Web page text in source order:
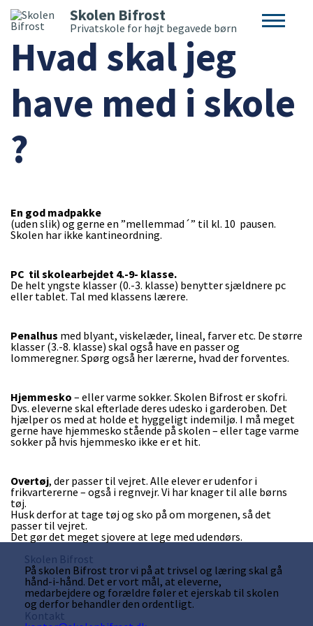
Skolen Bifrost
Privatskole for højt begavede børn
Home/Undervisning og fritid/Hvad skal jeg have med i
skole ?
Hvad skal jeg
have med i skole
?
En god madpakke
(uden slik) og gerne en ”mellemmad´” til kl. 10 pausen.
Skolen har ikke kantineordning.
PC til skolearbejdet 4.-9- klasse.
De helt yngste klasser (0.-3. klasse) benytter sjældnere pc
eller tablet. Tal med klassens lærere.
Penalhus med blyant, viskelæder, lineal, farver etc. De større
klasser (3.-8. klasse) skal også have en passer og
lommeregner. Spørg også her lærerne, hvad der forventes.
Hjemmesko – eller varme sokker. Skolen Bifrost er skofri.
Dvs. eleverne skal efterlade deres udesko i garderoben. Det
hjælper os med at holde et hyggeligt indemiljø. I må meget
gerne have hjemmesko stående på skolen – eller tage varme
sokker på hvis hjemmesko ikke er et hit.
Overtøj, der passer til vejret. Alle elever er udenfor i
frikvartererne – også i regnvejr. Vi har knager til alle børns
tøj.
Husk derfor at tage tøj og sko på om morgenen, så det
passer til vejret.
Det gør det meget sjovere at lege med udendørs.
Skolen Bifrost
På skolen Bifrost tror vi på at trivsel og læring skal gå
hånd-i-hånd. Det er vort mål, at eleverne,
medarbejdere og forældre føler et ejerskab til skolen
og derfor behandler den ordentligt.
Kontakt